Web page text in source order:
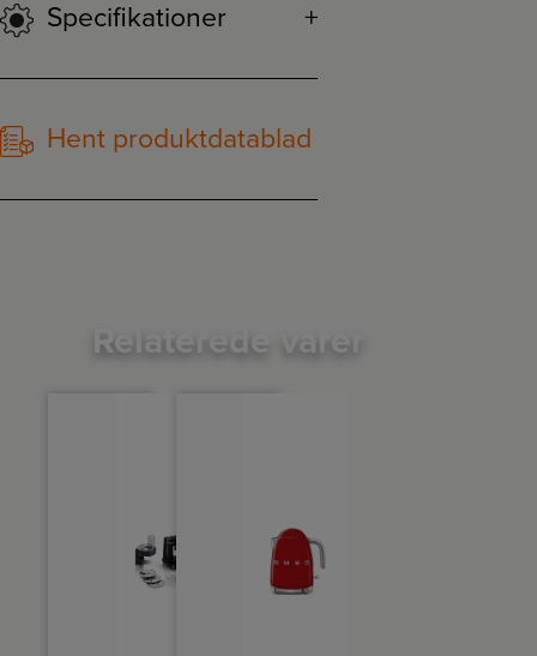
Specifikationer
Hent produktdatablad
Relaterede varer